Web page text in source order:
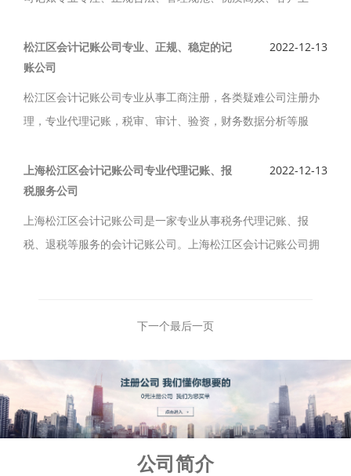
记账服务，费用低，深得客户的信赖及推崇。
松江区会计记账公司专业、正规、稳定的记
账公司
2022-12-13
松江区会计记账公司专业从事工商注册，各类疑难公司注册办
理，专业代理记账，税审、审计、验资，财务数据分析等服
专业的财务人员，正规、稳定的记账公司。
上海松江区会计记账公司专业代理记账、报
税服务公司
2022-12-13
上海松江区会计记账公司是一家专业从事税务代理记账、报
税、退税等服务的会计记账公司。上海松江区会计记账公司拥
下一个最后一页
公司简介